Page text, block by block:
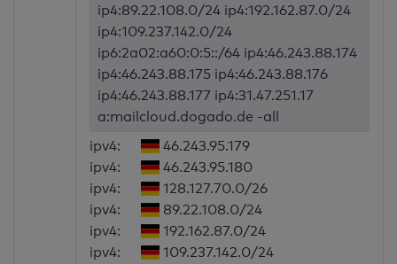
ip4:89.22.108.0/24 ip4:192.162.87.0/24
ip4:109.237.142.0/24
ip6:2a02:a60:0:5::/64 ip4:46.243.88.174
ip4:46.243.88.175 ip4:46.243.88.176
ip4:46.243.88.177 ip4:31.47.251.17
a:mailcloud.dogado.de -all
ipv4:
46.243.95.179
ipv4:
46.243.95.180
ipv4:
128.127.70.0/26
ipv4:
89.22.108.0/24
ipv4:
192.162.87.0/24
ipv4:
109.237.142.0/24